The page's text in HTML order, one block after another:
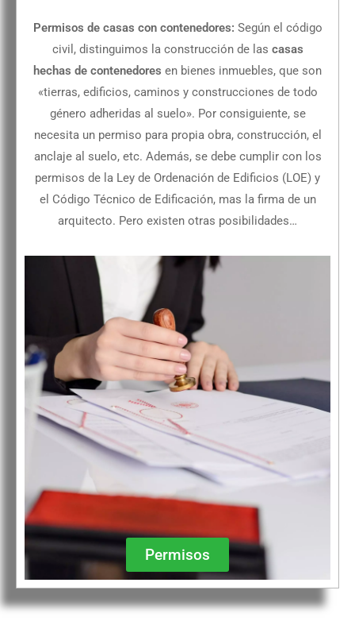
Permisos de casas con contenedores: Según el código
civil, distinguimos la construcción de las casas
hechas de contenedores en bienes inmuebles, que son
«tierras, edificios, caminos y construcciones de todo
género adheridas al suelo». Por consiguiente, se
necesita un permiso para propia obra, construcción, el
anclaje al suelo, etc. Además, se debe cumplir con los
permisos de la Ley de Ordenación de Edificios (LOE) y
el Código Técnico de Edificación, mas la firma de un
arquitecto. Pero existen otras posibilidades…
Permisos